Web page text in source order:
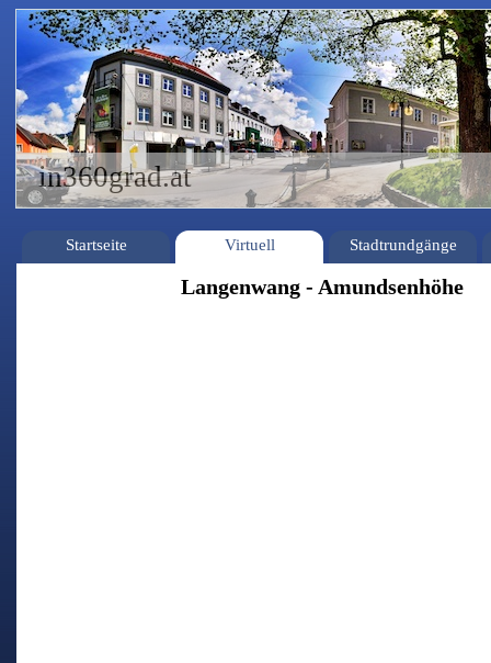
in360grad.at
Startseite Virtuell Stadtrundgänge
Langenwang - Amundsenhöhe